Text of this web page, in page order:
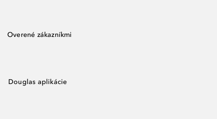
Overené zákazníkmi
Douglas aplikácie